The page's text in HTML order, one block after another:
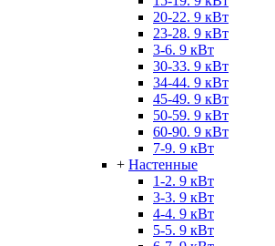
20-22. 9 кВт
23-28. 9 кВт
3-6. 9 кВт
30-33. 9 кВт
34-44. 9 кВт
45-49. 9 кВт
50-59. 9 кВт
60-90. 9 кВт
7-9. 9 кВт
+ Настенные
1-2. 9 кВт
3-3. 9 кВт
4-4. 9 кВт
5-5. 9 кВт